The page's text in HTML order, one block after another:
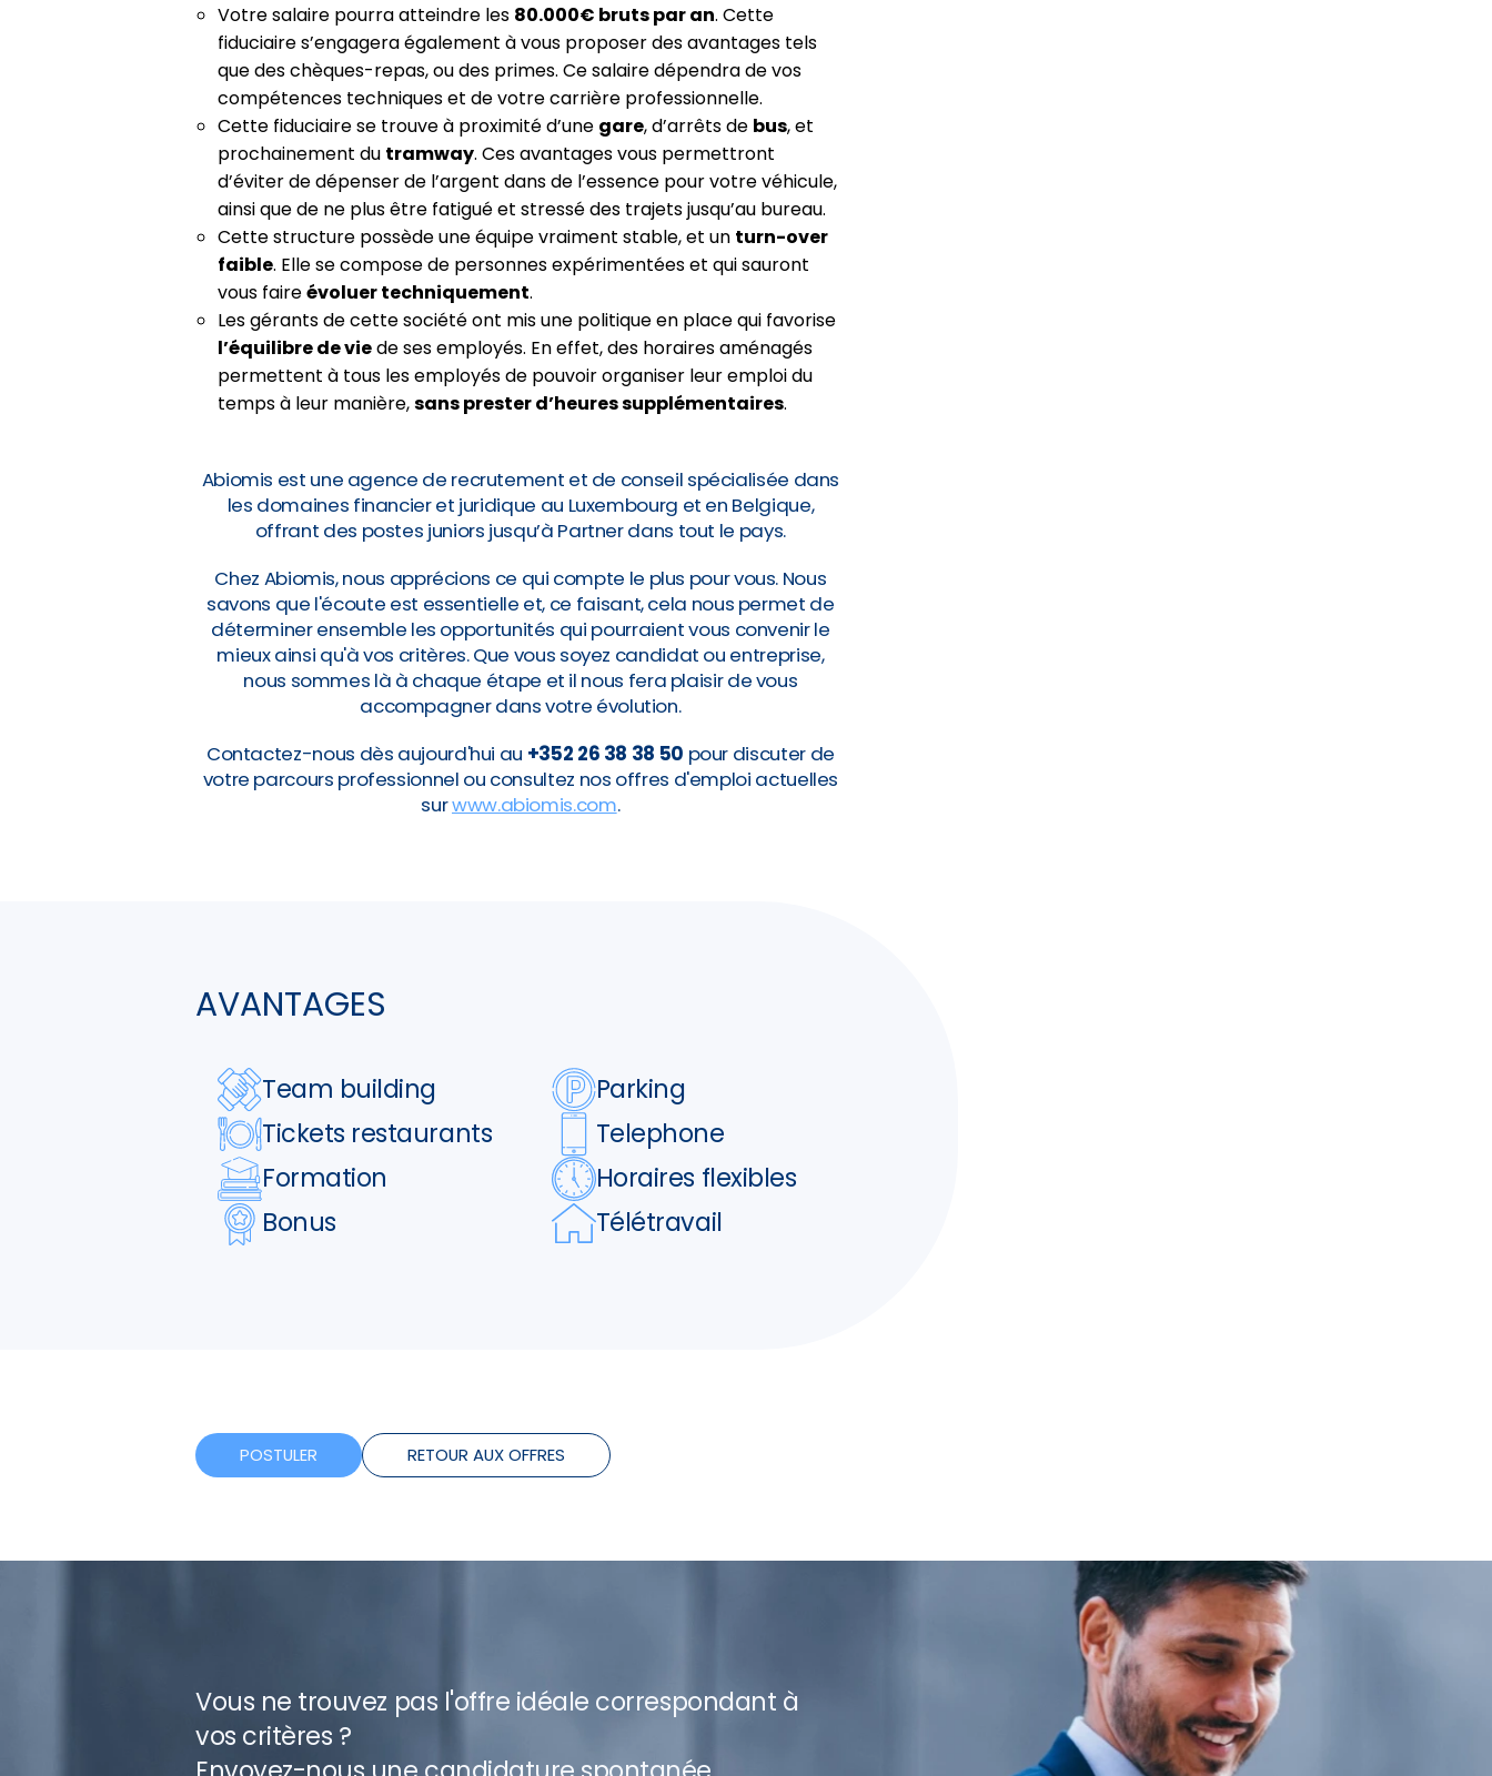
Votre salaire pourra atteindre les 80.000€ bruts par an. Cette
fiduciaire s’engagera également à vous proposer des avantages tels
que des chèques-repas, ou des primes. Ce salaire dépendra de vos
compétences techniques et de votre carrière professionnelle.
Cette fiduciaire se trouve à proximité d’une gare, d’arrêts de bus, et
prochainement du tramway. Ces avantages vous permettront
d’éviter de dépenser de l’argent dans de l’essence pour votre véhicule,
ainsi que de ne plus être fatigué et stressé des trajets jusqu’au bureau.
Cette structure possède une équipe vraiment stable, et un turn-over
faible. Elle se compose de personnes expérimentées et qui sauront
vous faireévoluer techniquement.
Les gérants de cette société ont mis une politique en place qui favorise
l’équilibre de viede ses employés. En effet, des horaires aménagés
permettent à tous les employés de pouvoir organiser leur emploi du
temps à leur manière,sans prester d’heures supplémentaires.
Abiomis est une agence de recrutement et de conseil spécialisée dans
les domaines financier et juridique au Luxembourg et en Belgique,
offrant des postes juniors jusqu’à Partner dans tout le pays.
Chez Abiomis, nous apprécions ce qui compte le plus pour vous. Nous
savons que l'écoute est essentielle et, ce faisant, cela nous permet de
déterminer ensemble les opportunités qui pourraient vous convenir le
mieux ainsi qu'à vos critères. Que vous soyez candidat ou entreprise,
nous sommes là à chaque étape et il nous fera plaisir de vous
accompagner dans votre évolution.
Contactez-nous dès aujourd'hui au +352 26 38 38 50 pour discuter de
votre parcours professionnel ou consultez nos offres d'emploi actuelles
surwww.abiomis.com.
AVANTAGES
Team building
Parking
Tickets restaurants
Telephone
Formation
Horaires flexibles
Bonus
Télétravail
POSTULER RETOUR AUX OFFRES
Vous ne trouvez pas l'offre idéale correspondant à
vos critères ?